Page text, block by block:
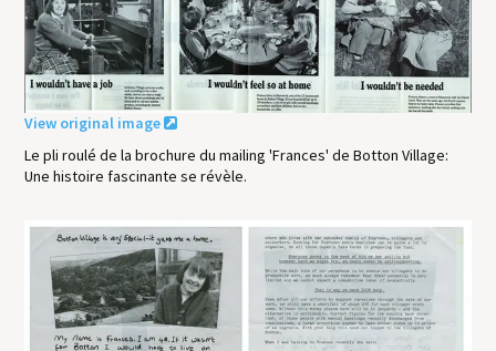
View original image
Le pli roulé de la brochure du mailing 'Frances' de Botton Village:
Une histoire fascinante se révèle.